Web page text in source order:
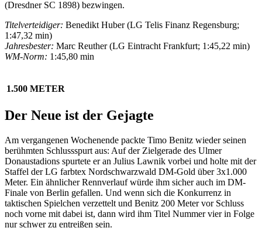
(Dresdner SC 1898) bezwingen.
Titelverteidiger: Benedikt Huber (LG Telis Finanz Regensburg;
1:47,32 min)
Jahresbester: Marc Reuther (LG Eintracht Frankfurt; 1:45,22 min)
WM-Norm: 1:45,80 min
1.500 METER
Der Neue ist der Gejagte
Am vergangenen Wochenende packte Timo Benitz wieder seinen
berühmten Schlussspurt aus: Auf der Zielgerade des Ulmer
Donaustadions spurtete er an Julius Lawnik vorbei und holte mit der
Staffel der LG farbtex Nordschwarzwald DM-Gold über 3x1.000
Meter. Ein ähnlicher Rennverlauf würde ihm sicher auch im DM-
Finale von Berlin gefallen. Und wenn sich die Konkurrenz in
taktischen Spielchen verzettelt und Benitz 200 Meter vor Schluss
noch vorne mit dabei ist, dann wird ihm Titel Nummer vier in Folge
nur schwer zu entreißen sein.